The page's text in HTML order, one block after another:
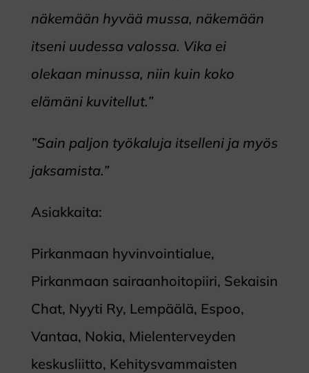
näkemään hyvää mussa, näkemään
itseni uudessa valossa. Vika ei
olekaan minussa, niin kuin koko
elämäni kuvitellut.”
”Sain paljon työkaluja itselleni ja myös
jaksamista.”
Asiakkaita:
Pirkanmaan hyvinvointialue,
Pirkanmaan sairaanhoitopiiri, Sekaisin
Chat, Nyyti Ry, Lempäälä, Espoo,
Vantaa, Nokia, Mielenterveyden
keskusliitto, Kehitysvammaisten